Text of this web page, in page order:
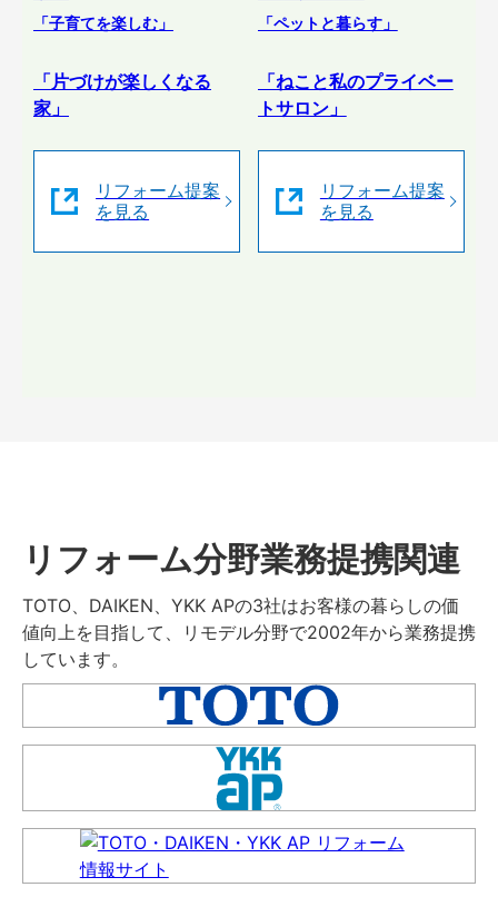
「子育てを楽しむ」
「片づけが楽しくなる
家」
リフォーム提案
を見る
「ペットと暮らす」
「ねこと私のプライベー
トサロン」
リフォーム提案
を見る
リフォーム分野業務提携関連
TOTO、DAIKEN、YKK APの3社はお客様の暮らしの価
値向上を目指して、リモデル分野で2002年から業務提携
しています。